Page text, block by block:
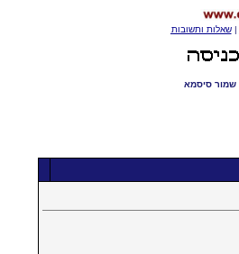
|שאלות ותשובות
שמור סיסמא